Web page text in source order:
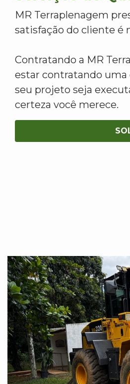
MR Terraplenagem
satisfação do cliente é
Contratando a MR
estar contratando
seu projeto seja
certeza você merece.